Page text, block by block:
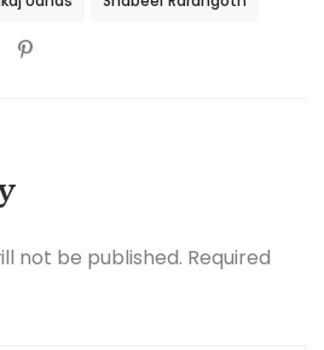
not be published. Required